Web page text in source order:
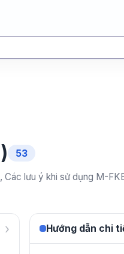
53
lưu ý khi sử dụng M-
› Hướng dẫn chi